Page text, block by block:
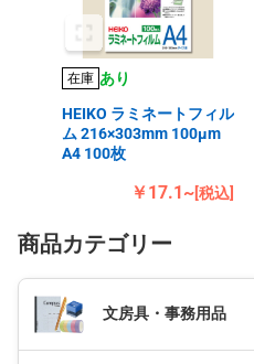
在庫 あり
HEIKO ラミネートフィル
ム 216×303mm 100μm
A4 100枚
￥17.1~[税込]
商品カテゴリー
文房具・事務用品